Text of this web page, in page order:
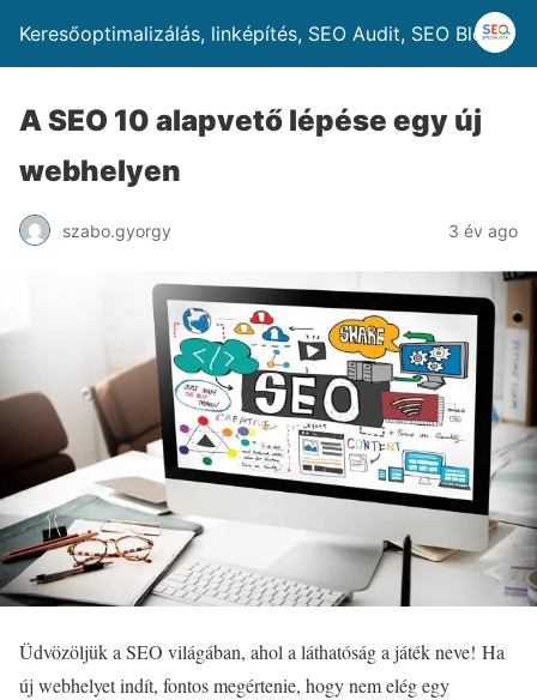
Keresőoptimalizálás, linképítés, SEO Audit, SEO Blog
A SEO 10 alapvető lépése egy új
webhelyen
szabo.gyorgy 3 év ago
Üdvözöljük a SEO világában, ahol a láthatóság a játék neve! Ha
új webhelyet indít, fontos megértenie, hogy nem elég egy